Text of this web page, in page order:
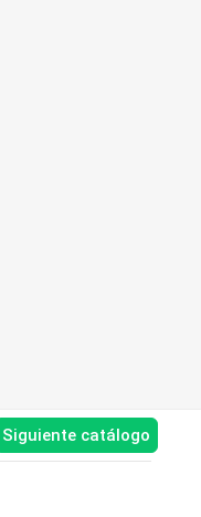
Siguiente catálogo